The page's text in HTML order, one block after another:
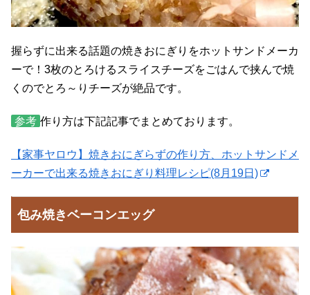
握らずに出来る話題の焼きおにぎりをホットサンドメーカ
ーで！3枚のとろけるスライスチーズをごはんで挟んで焼
くのでとろ～りチーズが絶品です。
参考 作り方は下記記事でまとめております。
【家事ヤロウ】焼きおにぎらずの作り方、ホットサンドメ
ーカーで出来る焼きおにぎり料理レシピ(8月19日)
包み焼きベーコンエッグ